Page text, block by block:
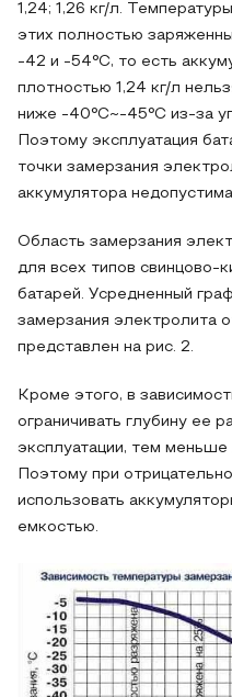
1,24; 1,26 кг/л.
этих полностью
-42 и -54°С, то есть
плотностью 1,24 кг/л
ниже -40°С~-45°С из-за
Поэтому эксплуатация
точки замерзания
аккумулятора
Область замерзания
для всех типов свинцово-
батарей. Усредненный
замерзания электролита
представлен на рис. 2.
Кроме этого, в
ограничивать глубину ее
эксплуатации, тем меньше
Поэтому при
использовать
емкостью.